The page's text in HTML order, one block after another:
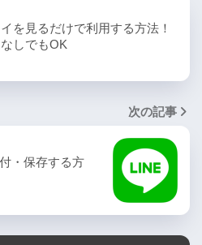
を見るだけで利用する方法！
しでもOK
次の記事
・保存する方